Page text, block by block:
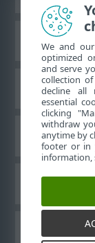
We and
optimized
and serve
collection
decline all
essential
clicking
withdraw
anytime by
footer or in
information,